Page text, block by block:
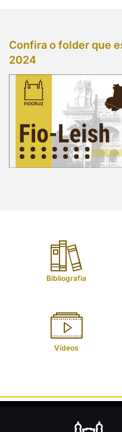
Confira o folder que
2024
Bibliografia
Vídeos